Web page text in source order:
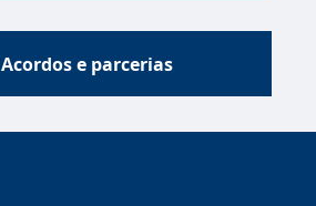
Acordos e parcerias